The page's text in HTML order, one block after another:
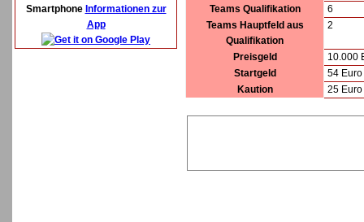
Smartphone Informationen zur
App
Teams Qualifikation
6
Teams Hauptfeld aus
Qualifikation
2
Preisgeld
10.000
Startgeld
54
Kaution
25